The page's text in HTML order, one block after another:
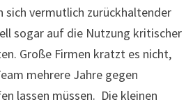
sich vermutlich zurückhaltender
sogar auf die Nutzung kritischer
Große Firmen kratzt es nicht,
mehrere Jahre gegen
lassen müssen. Die kleinen